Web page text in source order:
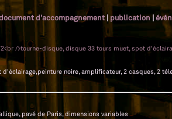
d'accompagnement | publication |
noire, amplificateur, 2 casques, 2
pavé de Paris, dimensions variables